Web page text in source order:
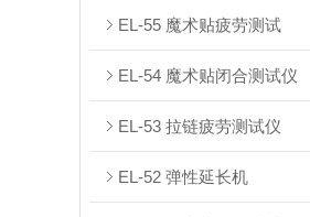
EL-55 魔术贴疲劳测试
EL-54 魔术贴闭合测试仪
EL-53 拉链疲劳测试仪
EL-52 弹性延长机